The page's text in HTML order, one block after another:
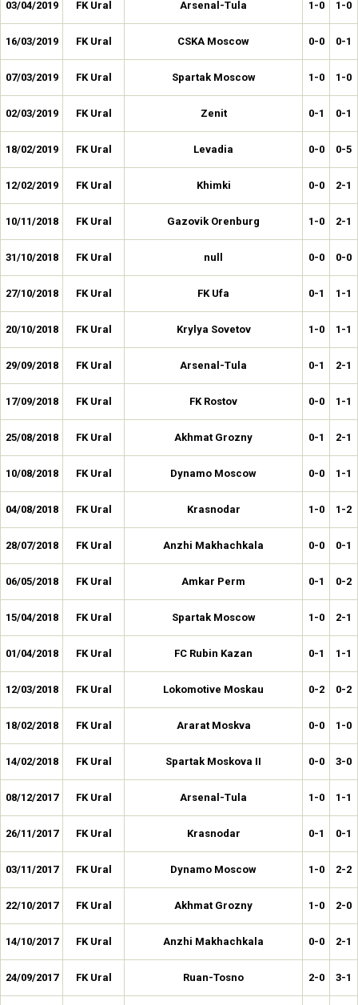
03/04/2019 FK Ural Arsenal-Tula 1-0 1-0
16/03/2019 FK Ural CSKA Moscow 0-0 0-1
07/03/2019 FK Ural Spartak Moscow 1-0 1-0
02/03/2019 FK Ural Zenit 0-1 0-1
18/02/2019 FK Ural Levadia 0-0 0-5
12/02/2019 FK Ural Khimki 0-0 2-1
10/11/2018 FK Ural Gazovik Orenburg 1-0 2-1
31/10/2018 FK Ural null 0-0 0-0
27/10/2018 FK Ural FK Ufa 0-1 1-1
20/10/2018 FK Ural Krylya Sovetov 1-0 1-1
29/09/2018 FK Ural Arsenal-Tula 0-1 2-1
17/09/2018 FK Ural FK Rostov 0-0 1-1
25/08/2018 FK Ural Akhmat Grozny 0-1 2-1
10/08/2018 FK Ural Dynamo Moscow 0-0 1-1
04/08/2018 FK Ural Krasnodar 1-0 1-2
28/07/2018 FK Ural Anzhi Makhachkala 0-0 0-1
06/05/2018 FK Ural Amkar Perm 0-1 0-2
15/04/2018 FK Ural Spartak Moscow 1-0 2-1
01/04/2018 FK Ural FC Rubin Kazan 0-1 1-1
12/03/2018 FK Ural Lokomotive Moskau 0-2 0-2
18/02/2018 FK Ural Ararat Moskva 0-0 1-0
14/02/2018 FK Ural Spartak Moskova II 0-0 3-0
08/12/2017 FK Ural Arsenal-Tula 1-0 1-1
26/11/2017 FK Ural Krasnodar 0-1 0-1
03/11/2017 FK Ural Dynamo Moscow 1-0 2-2
22/10/2017 FK Ural Akhmat Grozny 1-0 2-0
14/10/2017 FK Ural Anzhi Makhachkala 0-0 2-1
24/09/2017 FK Ural Ruan-Tosno 2-0 3-1